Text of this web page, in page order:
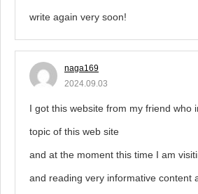
write again very soon!
naga169
2024.09.03
I got this website from my friend who
topic of this web site
and at the moment this time I am
and reading very informative content